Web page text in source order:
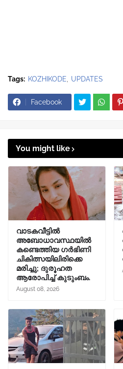
Tags: KOZHIKODE UPDATES
Facebook
You might like
വാടകവീട്ടില്‍
അബോധാവസ്ഥയില്‍
കണ്ടെത്തിയ ഗര്‍ഭിണി
ചികിത്സയിലിരിക്കെ
മരിച്ചു; ദുരൂഹത
ആരോപിച്ച് കുടുംബം.
August 08, 2026